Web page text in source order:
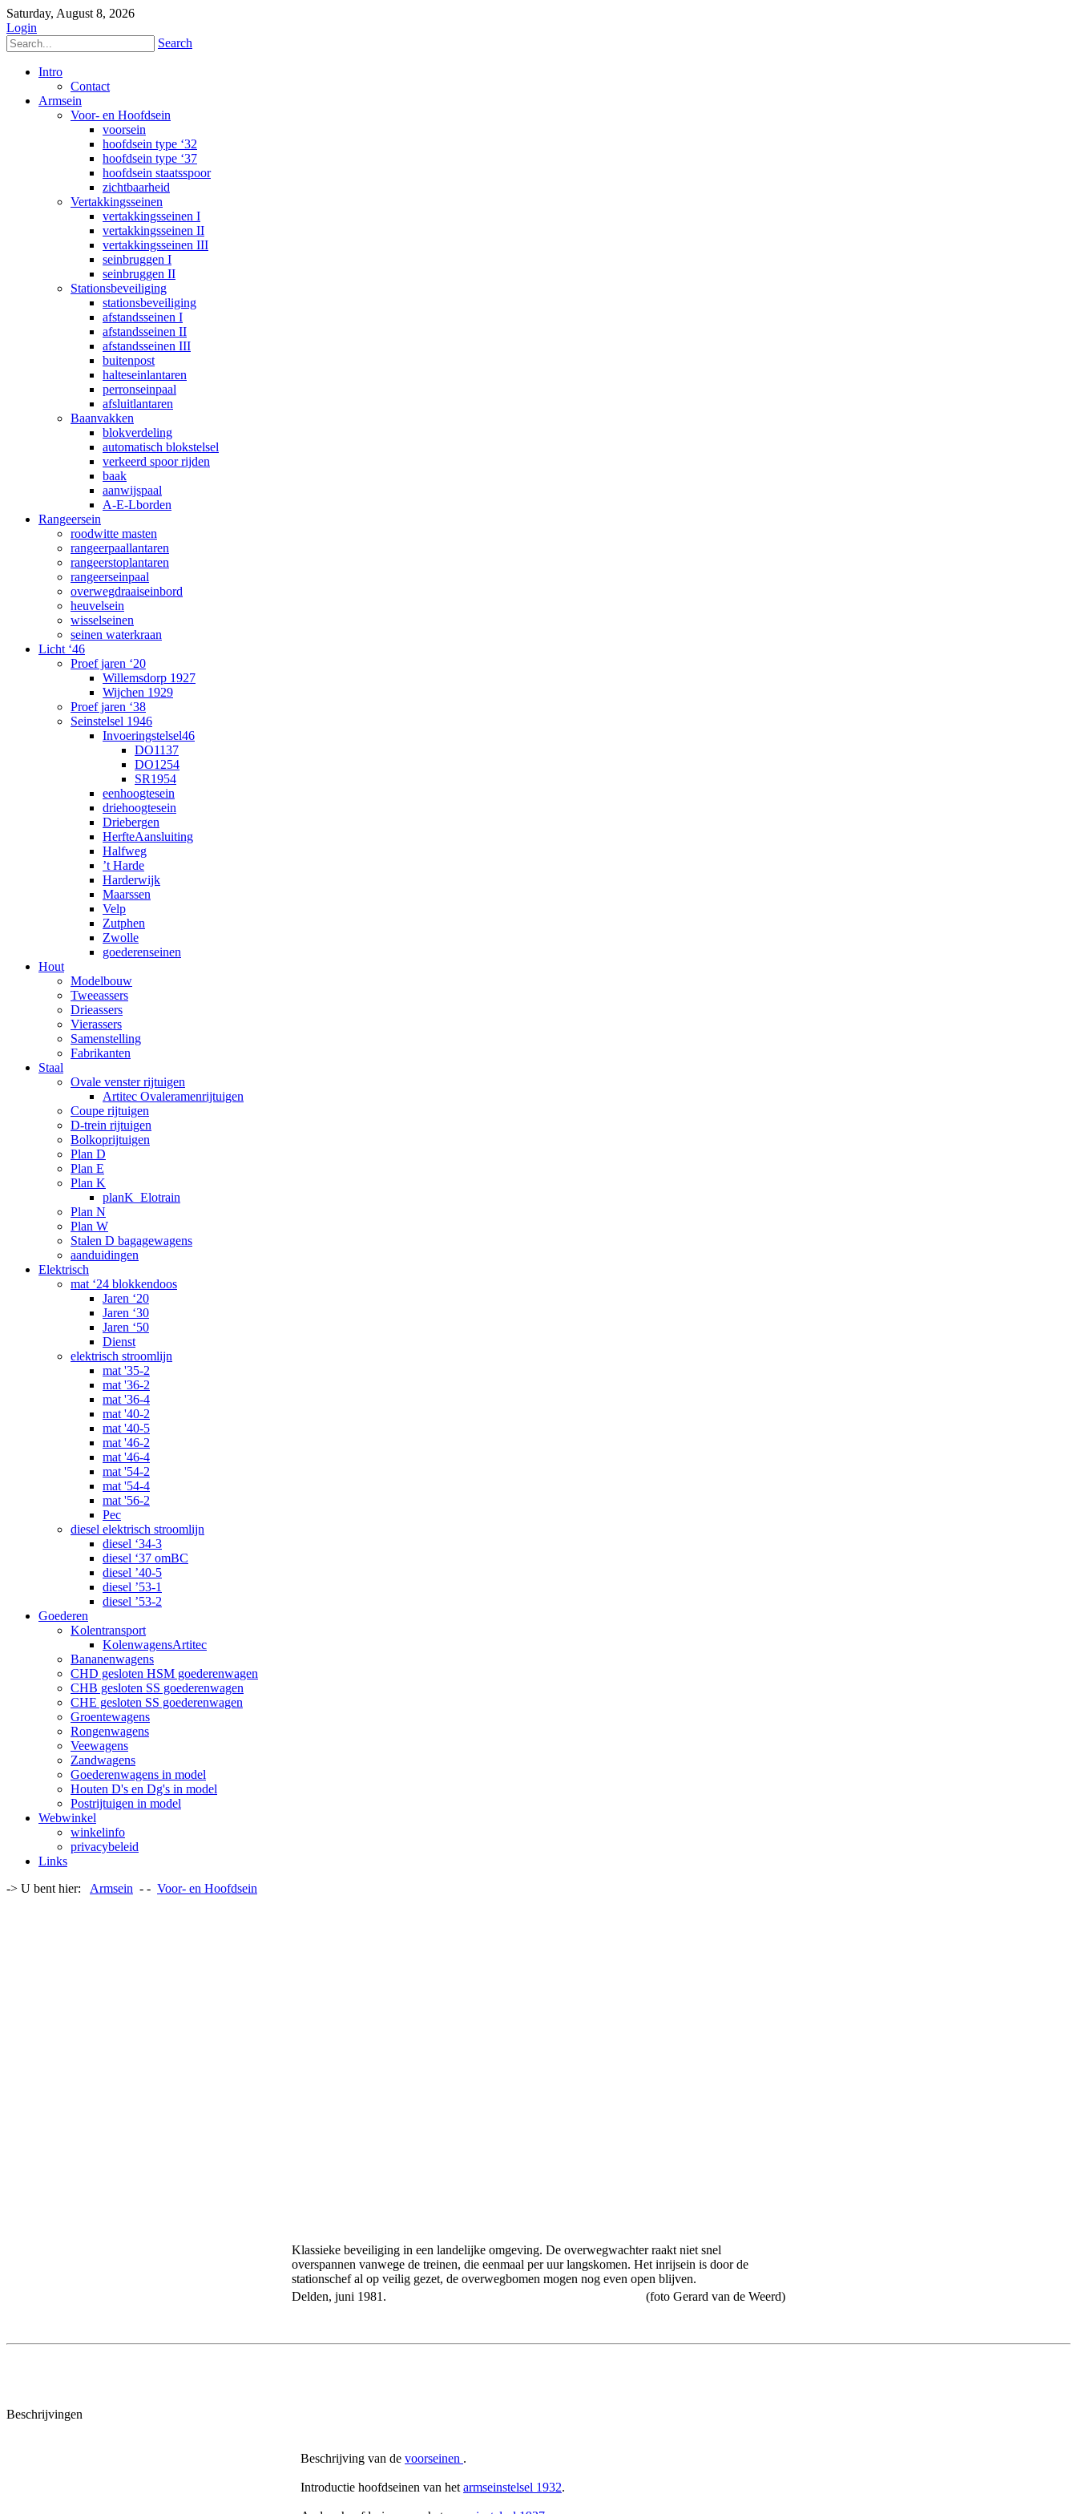
Saturday, August 8, 2026
Login
Search
Intro
Contact
Armsein
Voor- en Hoofdsein
voorsein
hoofdsein type ‘32
hoofdsein type ‘37
hoofdsein staatsspoor
zichtbaarheid
Vertakkingsseinen
vertakkingsseinen I
vertakkingsseinen II
vertakkingsseinen III
seinbruggen I
seinbruggen II
Stationsbeveiliging
stationsbeveiliging
afstandsseinen I
afstandsseinen II
afstandsseinen III
buitenpost
halteseinlantaren
perronseinpaal
afsluitlantaren
Baanvakken
blokverdeling
automatisch blokstelsel
verkeerd spoor rijden
baak
aanwijspaal
A-E-Lborden
Rangeersein
roodwitte masten
rangeerpaallantaren
rangeerstoplantaren
rangeerseinpaal
overwegdraaiseinbord
heuvelsein
wisselseinen
seinen waterkraan
Licht ‘46
Proef jaren ‘20
Willemsdorp 1927
Wijchen 1929
Proef jaren ‘38
Seinstelsel 1946
Invoeringstelsel46
DO1137
DO1254
SR1954
eenhoogtesein
driehoogtesein
Driebergen
HerfteAansluiting
Halfweg
’t Harde
Harderwijk
Maarssen
Velp
Zutphen
Zwolle
goederenseinen
Hout
Modelbouw
Tweeassers
Drieassers
Vierassers
Samenstelling
Fabrikanten
Staal
Ovale venster rijtuigen
Artitec Ovaleramenrijtuigen
Coupe rijtuigen
D-trein rijtuigen
Bolkoprijtuigen
Plan D
Plan E
Plan K
planK_Elotrain
Plan N
Plan W
Stalen D bagagewagens
aanduidingen
Elektrisch
mat ‘24 blokkendoos
Jaren ‘20
Jaren ‘30
Jaren ‘50
Dienst
elektrisch stroomlijn
mat '35-2
mat '36-2
mat '36-4
mat '40-2
mat '40-5
mat '46-2
mat '46-4
mat '54-2
mat '54-4
mat '56-2
Pec
diesel elektrisch stroomlijn
diesel ‘34-3
diesel ‘37 omBC
diesel ’40-5
diesel ’53-1
diesel ’53-2
Goederen
Kolentransport
KolenwagensArtitec
Bananenwagens
CHD gesloten HSM goederenwagen
CHB gesloten SS goederenwagen
CHE gesloten SS goederenwagen
Groentewagens
Rongenwagens
Veewagens
Zandwagens
Goederenwagens in model
Houten D's en Dg's in model
Postrijtuigen in model
Webwinkel
winkelinfo
privacybeleid
Links
-> U bent hier: Armsein - - Voor- en Hoofdsein
Klassieke beveiliging in een landelijke omgeving. De overwegwachter raakt niet snel
overspannen vanwege de treinen, die eenmaal per uur langskomen. Het inrijsein is door de
stationschef al op veilig gezet, de overwegbomen mogen nog even open blijven.
Delden, juni 1981.
(foto Gerard van de Weerd)
Beschrijvingen
Beschrijving van de voorseinen .
Introductie hoofdseinen van het armseinstelsel 1932.